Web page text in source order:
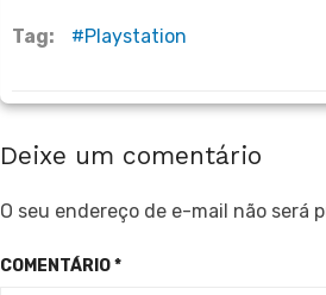
Tag: Playstation
Deixe um comentário
O seu endereço de e-mail não será
COMENTÁRIO*